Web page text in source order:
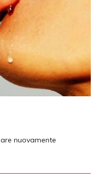
nuovamente